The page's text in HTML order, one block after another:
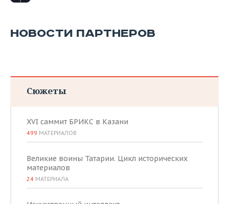
НОВОСТИ ПАРТНЕРОВ
Сюжеты
XVI саммит БРИКС в Казани
499 МАТЕРИАЛОВ
Великие воины Татарии. Цикл исторических
материалов
24 МАТЕРИАЛА